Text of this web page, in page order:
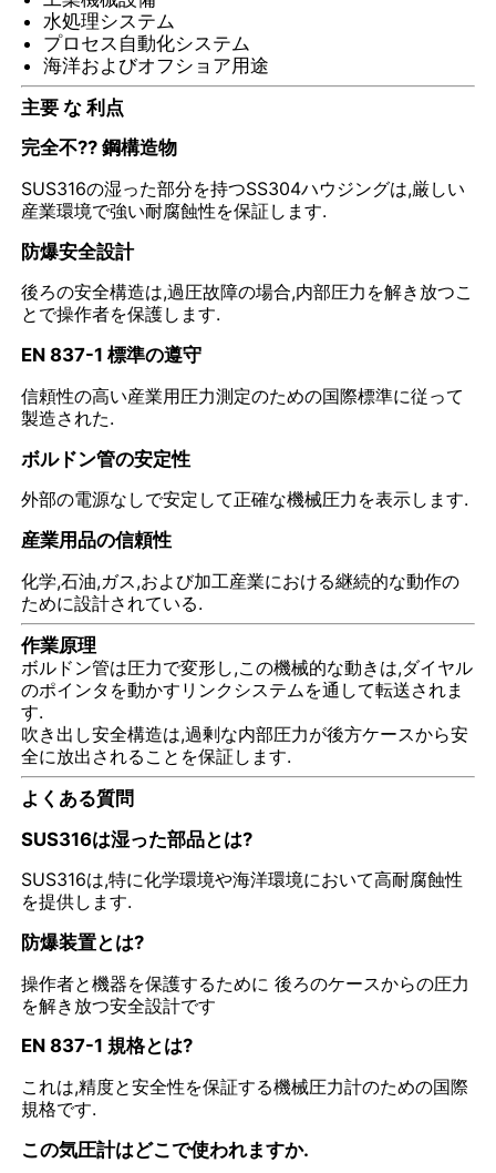
液体で満たされた圧力計
圧力試験キット
ミニ圧力計
デジタル圧力計
暗闇で光る圧力計
圧力計の種類
水処理システム
プロセス自動化システム
海洋およびオフショア用途
主要 な 利点
完全不?? 鋼構造物
SUS316の湿った部分を持つSS304ハウジングは,厳しい
産業環境で強い耐腐蝕性を保証します.
防爆安全設計
後ろの安全構造は,過圧故障の場合,内部圧力を解き放つこ
とで操作者を保護します.
EN 837-1 標準の遵守
信頼性の高い産業用圧力測定のための国際標準に従って
製造された.
ボルドン管の安定性
外部の電源なしで安定して正確な機械圧力を表示します.
産業用品の信頼性
化学,石油,ガス,および加工産業における継続的な動作の
ために設計されている.
作業原理
ボルドン管は圧力で変形し,この機械的な動きは,ダイヤル
のポインタを動かすリンクシステムを通して転送されま
す.
吹き出し安全構造は,過剰な内部圧力が後方ケースから安
全に放出されることを保証します.
よくある質問
SUS316は湿った部品とは?
SUS316は,特に化学環境や海洋環境において高耐腐蝕性
を提供します.
防爆装置とは?
操作者と機器を保護するために 後ろのケースからの圧力
を解き放つ安全設計です
EN 837-1 規格とは?
これは,精度と安全性を保証する機械圧力計のための国際
規格です.
この気圧計はどこで使われますか.